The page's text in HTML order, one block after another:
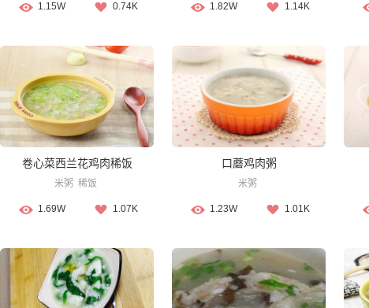
1.15W 0.74K 1.82W 1.14K
卷心菜西兰花鸡肉稀饭
米粥 稀饭
1.69W 1.07K
口蘑鸡肉粥
米粥
1.23W 1.01K